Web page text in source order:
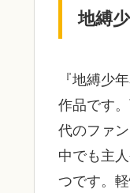
地縛
『地縛少
作品です
代のファ
中でも主
つです。